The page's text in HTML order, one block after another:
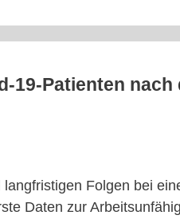
19-Patienten nach
Folgen bei
Daten zur